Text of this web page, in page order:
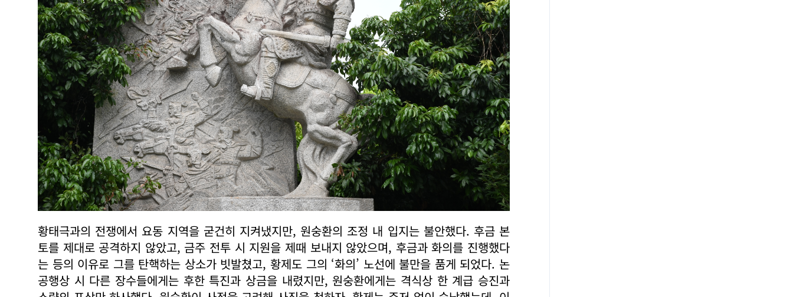
황태극과의 전쟁에서 요동 지역을 굳건히 지켜냈지만, 원숭환의 조정 내 입지는 불안했다. 후금 본
토를 제대로 공격하지 않았고, 금주 전투 시 지원을 제때 보내지 않았으며, 후금과 화의를 진행했다
는 등의 이유로 그를 탄핵하는 상소가 빗발쳤고, 황제도 그의 ‘화의’ 노선에 불만을 품게 되었다. 논
공행상 시 다른 장수들에게는 후한 특진과 상금을 내렸지만, 원숭환에게는 격식상 한 계급 승진과